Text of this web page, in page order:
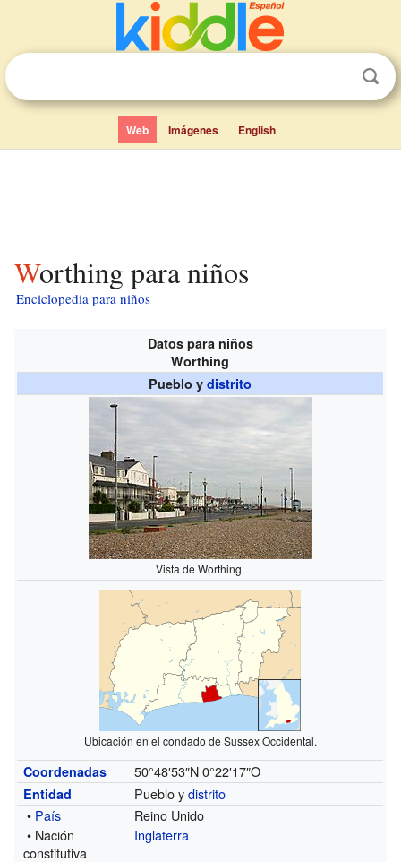
Web Imágenes English
Worthing para niños
Enciclopedia para niños
Datos para niños
Worthing
Pueblo ydistrito
Vista de Worthing.
Ubicación en el condado de Sussex Occidental.
Coordenadas 50°48′53″N 0°22′17″O
Entidad Pueblo ydistrito
• País
Reino Unido
• Nación
constitutiva
Inglaterra